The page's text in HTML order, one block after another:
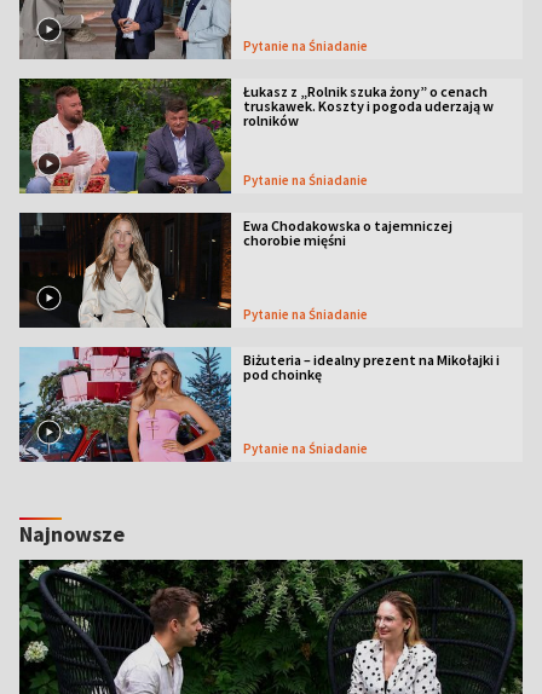
Pytanie na Śniadanie
Łukasz z „Rolnik szuka żony” o cenach
truskawek. Koszty i pogoda uderzają w
rolników
Pytanie na Śniadanie
Ewa Chodakowska o tajemniczej
chorobie mięśni
Pytanie na Śniadanie
Biżuteria – idealny prezent na Mikołajki i
pod choinkę
Pytanie na Śniadanie
Najnowsze